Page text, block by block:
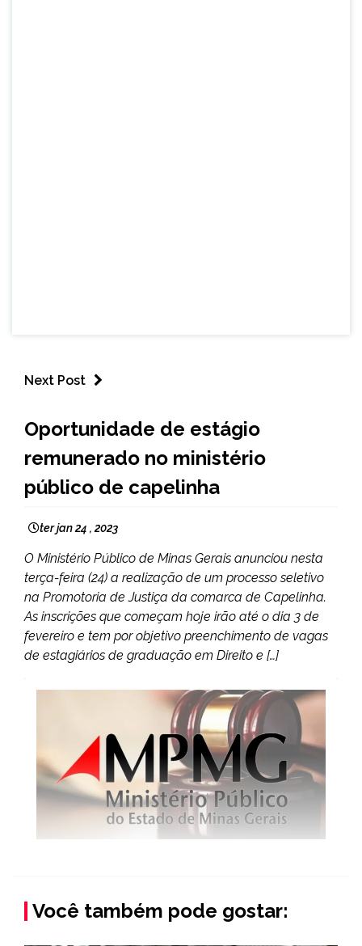
Next Post
NOTÍCIAS
Oportunidade de estágio
remunerado no ministério
público de capelinha
ter jan 24 , 2023
O Ministério Público de Minas Gerais anunciou nesta
terça-feira (24) a realização de um processo seletivo
na Promotoria de Justiça da comarca de Capelinha.
As inscrições que começam hoje irão até o dia 3 de
fevereiro e tem por objetivo preenchimento de vagas
de estagiários de graduação em Direito e […]
Você também pode gostar: